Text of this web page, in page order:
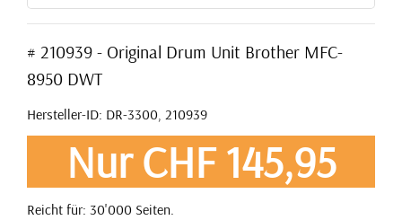
# 210939 - Original Drum Unit Brother MFC-
8950 DWT
Hersteller-ID: DR-3300, 210939
Nur CHF 145,95
Reicht für: 30'000 Seiten.